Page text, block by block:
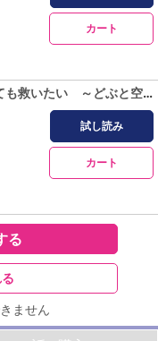
カート
町人Ａは悪役令嬢をどうしても救いたい ～どぶと空と氷の姫君～１０【電子書店共通特典イラスト付】
試し読み
カート
る
ません